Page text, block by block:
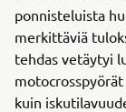
ponnisteluista
merkittäviä
tehdas vetäytyi
kuin